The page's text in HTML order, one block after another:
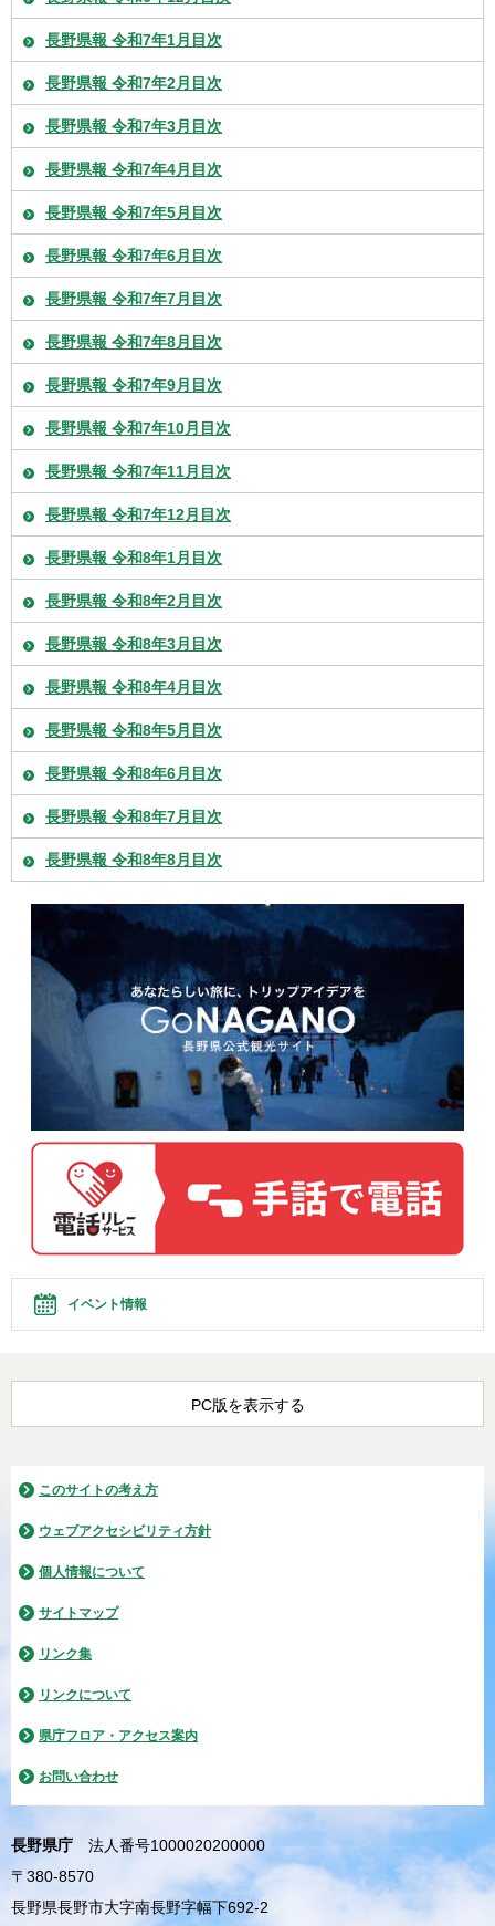
長野県報 令和7年1月目次
長野県報 令和7年2月目次
長野県報 令和7年3月目次
長野県報 令和7年4月目次
長野県報 令和7年5月目次
長野県報 令和7年6月目次
長野県報 令和7年7月目次
長野県報 令和7年8月目次
長野県報 令和7年9月目次
長野県報 令和7年10月目次
長野県報 令和7年11月目次
長野県報 令和7年12月目次
長野県報 令和8年1月目次
長野県報 令和8年2月目次
長野県報 令和8年3月目次
長野県報 令和8年4月目次
長野県報 令和8年5月目次
長野県報 令和8年6月目次
長野県報 令和8年7月目次
長野県報 令和8年8月目次
イベント情報
PC版を表示する
このサイトの考え方
ウェブアクセシビリティ方針
個人情報について
サイトマップ
リンク集
リンクについて
県庁フロア・アクセス案内
お問い合わせ
長野県庁
法人番号1000020200000
〒380-8570
長野県長野市大字南長野字幅下692-2